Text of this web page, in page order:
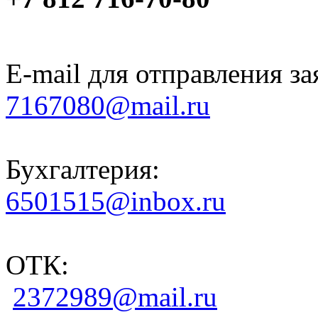
E-mail для отправления
7167080@mail.ru
Бухгалтерия:
6501515@inbox.ru
ОТК:
2372989@mail.ru